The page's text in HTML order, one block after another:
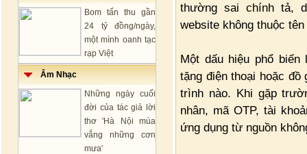
Bom tấn thu gần
24 tỷ đồng/ngày,
một mình oanh tạc
rạp Việt
Âm Nhạc
Những ngày cuối
đời của tác giả lời
thơ 'Hà Nội mùa
vắng những cơn
mưa'
thường sai chính tả,
website không thuộc
Một dấu hiệu phổ
tặng điện thoại hoặc
trình nào. Khi gặp
nhân, mã OTP, tài
ứng dụng từ nguồn